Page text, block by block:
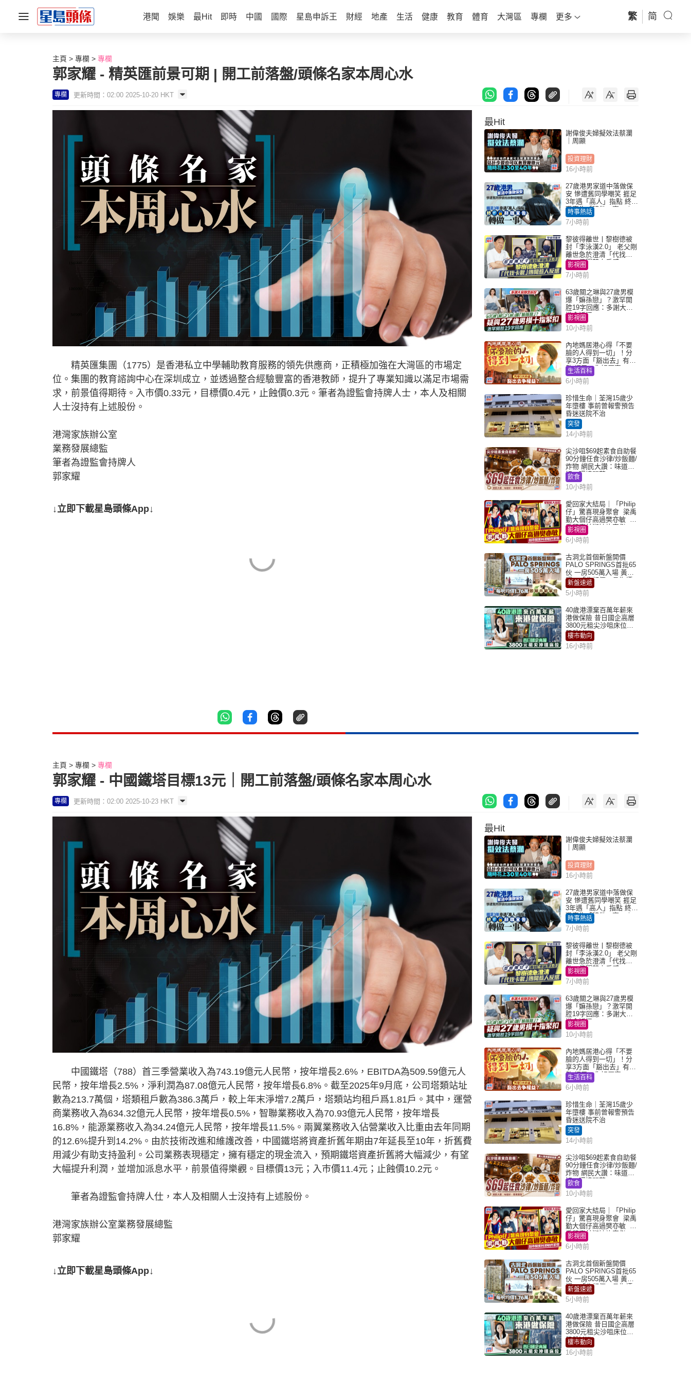
港聞 娛樂 最Hit 即時 中國 國際 星島申訴王 財經 地產 生活 健康 教育 體育 大灣區 專欄 更多 繁 简
主頁 專欄 專欄
郭家耀 - 精英匯前景可期 | 開工前落盤/頭條名家本周心水
專欄 更新時間：02:00 2025-10-20 HKT
精英匯集團（1775）是香港私立中學輔助教育服務的領先供應商，正積極加強在大灣區的市場定
位。集團的教育諮詢中心在深圳成立，並透過整合經驗豐富的香港教師，提升了專業知識以滿足市場需
求，前景值得期待。入巿價0.33元，目標價0.4元，止蝕價0.3元。筆者為證監會持牌人士，本人及相關
人士沒持有上述股份。
港灣家族辦公室
業務發展總監
筆者為證監會持牌人
郭家耀
↓立即下載星島頭條App↓
最Hit
謝偉俊夫婦擬效法蔡瀾
｜周顯
投資理財
16小時前
27歲港男家道中落做保
安 慘遭舊同學嘲笑 捱足
3年遇「高人」指點 終辭
職宣告「轉做一事」｜
Juicy叮
時事熱話
7小時前
黎彼得離世丨黎樹德被
封「李泳漢2.0」 老父剛
離世急於澄清「代找卡
數」傳聞惹人反感
影視圈
7小時前
63歲關之琳與27歲男模
爆「嫲孫戀」？激罕開
腔19字回應：多謝大家
掛念近況
影視圈
10小時前
內地媽居港心得「不要
臉的人得到一切」！分
享3方面「豁出去」有著
數 網民：你好厲害
生活百科
6小時前
珍惜生命｜荃灣15歲少
年墮樓 事前曾報警預告
昏迷送院不治
突發
14小時前
尖沙咀$69起素食自助餐
90分鐘任食沙律/炒飯麵/
炸物 網民大讚：味道
好，環境闊落
飲食
10小時前
愛回家大結局｜「Philip
仔」驚喜現身聚會 梁禹
勤大個仔高過樊亦敏 超
乖黐實林淑敏許家傑
影視圈
6小時前
古洞北首個新盤開價
PALO SPRINGS首批65
伙 一房505萬入場 黃光
耀：「北都價」具指標
作用
新盤速遞
5小時前
40歲港漂棄百萬年薪來
港做保險 昔日國企高層
3800元租尖沙咀床位｜
租盤Million
樓市動向
16小時前
主頁 專欄 專欄
郭家耀 - 中國鐵塔目標13元｜開工前落盤/頭條名家本周心水
專欄 更新時間：02:00 2025-10-23 HKT
中國鐵塔（788）首三季營業收入為743.19億元人民幣，按年增長2.6%，EBITDA為509.59億元人
民幣，按年增長2.5%，淨利潤為87.08億元人民幣，按年增長6.8%。截至2025年9月底，公司塔類站址
數為213.7萬個，塔類租戶數為386.3萬戶，較上年末淨增7.2萬戶，塔類站均租戶爲1.81戶。其中，運營
商業務收入為634.32億元人民幣，按年增長0.5%，智聯業務收入為70.93億元人民幣，按年增長
16.8%，能源業務收入為34.24億元人民幣，按年增長11.5%。兩翼業務收入佔營業收入比重由去年同期
的12.6%提升到14.2%。由於技術改進和維護改善，中國鐵塔將資產折舊年期由7年延長至10年，折舊費
用減少有助支持盈利。公司業務表現穩定，擁有穩定的現金流入，預期鐵塔資產折舊將大幅減少，有望
大幅提升利潤，並增加派息水平，前景值得樂觀。目標價13元；入巿價11.4元；止蝕價10.2元。
筆者為證監會持牌人仕，本人及相關人士沒持有上述股份。
港灣家族辦公室業務發展總監
郭家耀
↓立即下載星島頭條App↓
最Hit
謝偉俊夫婦擬效法蔡瀾
｜周顯
投資理財
16小時前
27歲港男家道中落做保
安 慘遭舊同學嘲笑 捱足
3年遇「高人」指點 終辭
職宣告「轉做一事」｜
Juicy叮
時事熱話
7小時前
黎彼得離世丨黎樹德被
封「李泳漢2.0」 老父剛
離世急於澄清「代找卡
數」傳聞惹人反感
影視圈
7小時前
63歲關之琳與27歲男模
爆「嫲孫戀」？激罕開
腔19字回應：多謝大家
掛念近況
影視圈
10小時前
內地媽居港心得「不要
臉的人得到一切」！分
享3方面「豁出去」有著
數 網民：你好厲害
生活百科
6小時前
珍惜生命｜荃灣15歲少
年墮樓 事前曾報警預告
昏迷送院不治
突發
14小時前
尖沙咀$69起素食自助餐
90分鐘任食沙律/炒飯麵/
炸物 網民大讚：味道
好，環境闊落
飲食
10小時前
愛回家大結局｜「Philip
仔」驚喜現身聚會 梁禹
勤大個仔高過樊亦敏 超
乖黐實林淑敏許家傑
影視圈
6小時前
古洞北首個新盤開價
PALO SPRINGS首批65
伙 一房505萬入場 黃光
耀：「北都價」具指標
作用
新盤速遞
5小時前
40歲港漂棄百萬年薪來
港做保險 昔日國企高層
3800元租尖沙咀床位｜
租盤Million
樓市動向
16小時前